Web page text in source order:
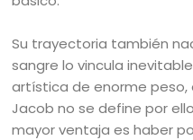
Su trayectoria también
sangre lo vincula
artística de enorme peso,
Jacob no se define por
mayor ventaja es haber